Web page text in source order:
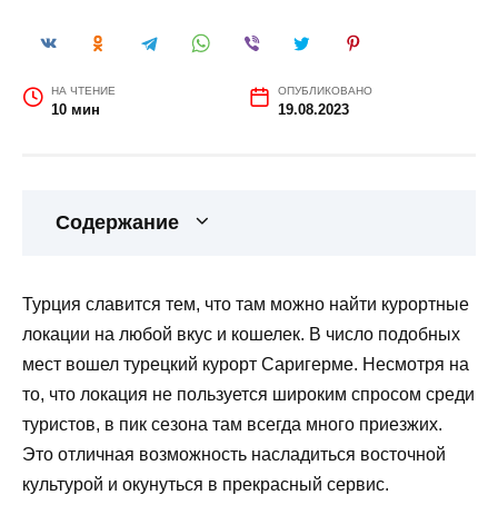
НА ЧТЕНИЕ
10 мин
ОПУБЛИКОВАНО
19.08.2023
Содержание
Турция славится тем, что там можно найти курортные
локации на любой вкус и кошелек. В число подобных
мест вошел турецкий курорт Саригерме. Несмотря на
то, что локация не пользуется широким спросом среди
туристов, в пик сезона там всегда много приезжих.
Это отличная возможность насладиться восточной
культурой и окунуться в прекрасный сервис.